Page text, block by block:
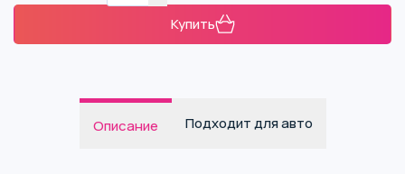
Купить
Описание Подходит для авто